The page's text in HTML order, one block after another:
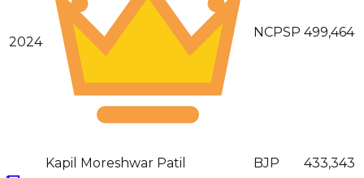
2024
NCPSP 499,464
Kapil Moreshwar Patil BJP 433,343